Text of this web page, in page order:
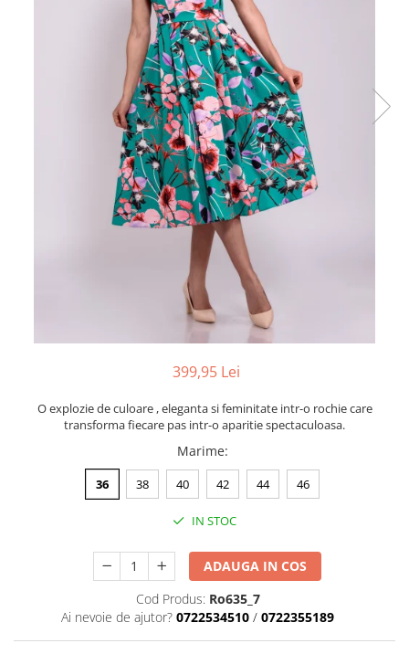
399,95 Lei
O explozie de culoare , eleganta si feminitate intr-o rochie care
transforma fiecare pas intr-o aparitie spectaculoasa.
Marime:
36 38 40 42 44 46
IN STOC
ADAUGA IN COS
Cod Produs: Ro635_7
Ai nevoie de ajutor? 0722534510 / 0722355189